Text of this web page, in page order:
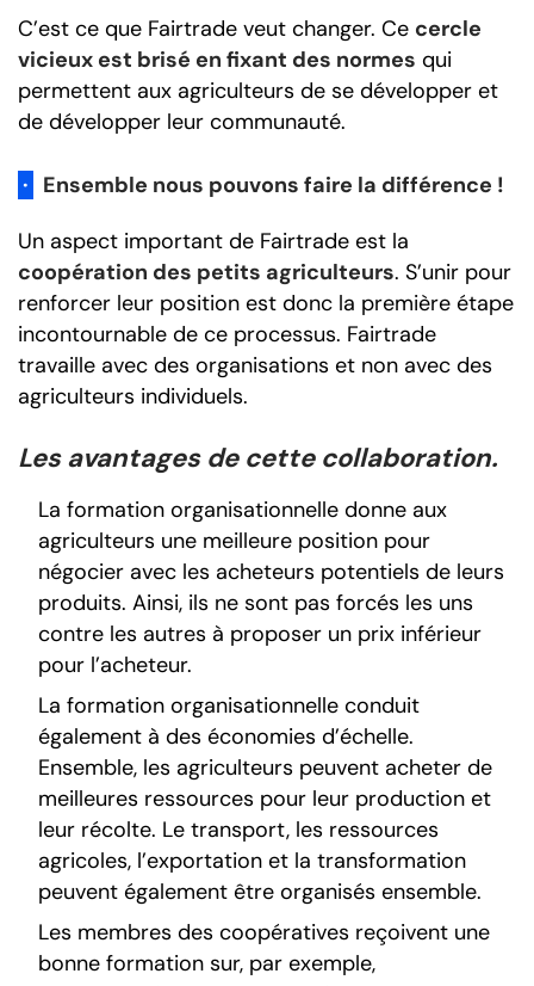
C’est ce que Fairtrade veut changer. Ce cercle
vicieux est brisé en fixant des normes qui
permettent aux agriculteurs de se développer et
de développer leur communauté.
· Ensemble nous pouvons faire la différence !
Un aspect important de Fairtrade est la
coopération des petits agriculteurs. S’unir pour
renforcer leur position est donc la première étape
incontournable de ce processus. Fairtrade
travaille avec des organisations et non avec des
agriculteurs individuels.
Les avantages de cette collaboration.
La formation organisationnelle donne aux
agriculteurs une meilleure position pour
négocier avec les acheteurs potentiels de leurs
produits. Ainsi, ils ne sont pas forcés les uns
contre les autres à proposer un prix inférieur
pour l’acheteur.
La formation organisationnelle conduit
également à des économies d’échelle.
Ensemble, les agriculteurs peuvent acheter de
meilleures ressources pour leur production et
leur récolte. Le transport, les ressources
agricoles, l’exportation et la transformation
peuvent également être organisés ensemble.
Les membres des coopératives reçoivent une
bonne formation sur, par exemple,